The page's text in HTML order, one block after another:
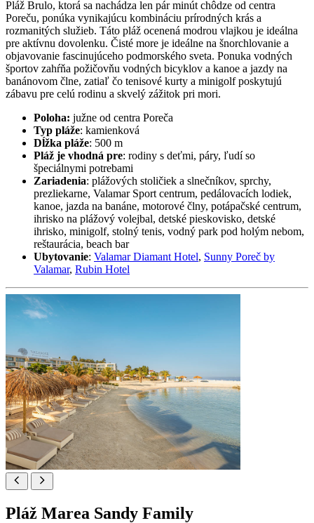
Pláž Brulo, ktorá sa nachádza len pár minút chôdze od centra
Poreču, ponúka vynikajúcu kombináciu prírodných krás a
rozmanitých služieb. Táto pláž ocenená modrou vlajkou je ideálna
pre aktívnu dovolenku. Čisté more je ideálne na šnorchlovanie a
objavovanie fascinujúceho podmorského sveta. Ponuka vodných
športov zahŕňa požičovňu vodných bicyklov a kanoe a jazdy na
banánovom člne, zatiaľ čo tenisové kurty a minigolf poskytujú
zábavu pre celú rodinu a skvelý zážitok pri mori.
Poloha: južne od centra Poreča
Typ pláže: kamienková
Dĺžka pláže: 500 m
Pláž je vhodná pre: rodiny s deťmi, páry, ľudí so
špeciálnymi potrebami
Zariadenia: plážových stoličiek a slnečníkov, sprchy,
prezliekarne, Valamar Sport centrum, pedálovacích lodiek,
kanoe, jazda na banáne, motorové člny, potápačské centrum,
ihrisko na plážový volejbal, detské pieskovisko, detské
ihrisko, minigolf, stolný tenis, vodný park pod holým nebom,
reštaurácia, beach bar
Ubytovanie: Valamar Diamant Hotel, Sunny Poreč by
Valamar, Rubin Hotel
Pláž Marea Sandy Family